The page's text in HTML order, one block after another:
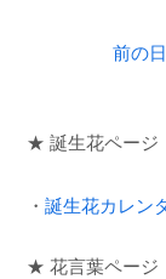
前の日
★ 誕生花ページ
・ 誕生花カレン
★ 花言葉ページ